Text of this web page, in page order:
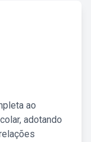
ao
adotando